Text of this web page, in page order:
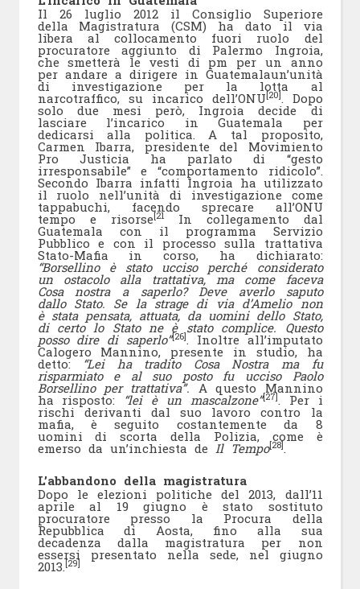
Il 26 luglio 2012 il Consiglio Superiore
della Magistratura (CSM) ha dato il via
libera al collocamento fuori ruolo del
procuratore aggiunto di Palermo Ingroia,
che smetterà le vesti di pm per un anno
per andare a dirigere in Guatemalaun’unità
di investigazione per la lotta al
narcotraffico, su incarico dell’ONU[20]. Dopo
solo due mesi però, Ingroia decide di
lasciare l’incarico in Guatemala per
dedicarsi alla politica. A tal proposito,
Carmen Ibarra, presidente del Movimiento
Pro Justicia ha parlato di “gesto
irresponsabile” e “comportamento ridicolo”.
Secondo Ibarra infatti Ingroia ha utilizzato
il ruolo nell’unità di investigazione come
tappabuchi, facendo sprecare all’ONU
tempo e risorse[21In collegamento dal
Guatemala con il programma Servizio
Pubblico e con il processo sulla trattativa
Stato-Mafia in corso, ha dichiarato:
“Borsellino è stato ucciso perché considerato
un ostacolo alla trattativa, ma come faceva
Cosa nostra a saperlo? Deve averlo saputo
dallo Stato. Se la strage di via d’Amelio non
è stata pensata, attuata, da uomini dello Stato,
di certo lo Stato ne è stato complice. Questo
posso dire di saperlo”[26]. Inoltre all’imputato
Calogero Mannino, presente in studio, ha
detto: “Lei ha tradito Cosa Nostra ma fu
risparmiato e al suo posto fu ucciso Paolo
Borsellino per trattativa”. A questo Mannino
ha risposto: “lei è un mascalzone”[27]. Per i
rischi derivanti dal suo lavoro contro la
mafia, è seguito costantemente da 8
uomini di scorta della Polizia, come è
emerso da un’inchiesta de Il Tempo[28].
L’abbandono della magistratura
Dopo le elezioni politiche del 2013, dall’11
aprile al 19 giugno è stato sostituto
procuratore presso la Procura della
Repubblica di Aosta, fino alla sua
decadenza dalla magistratura per non
essersi presentato nella sede, nel giugno
2013. [29]